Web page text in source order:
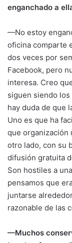
enganchado a
—No estoy
oficina comparte
dos veces por
Facebook, pero
interesa. Creo
siguen siendo
hay duda de que
Uno es que ha
que organización
otro lado, con su
difusión gratuita
Son hostiles a
pensamos que
juntarse
razonable de las
—Muchos